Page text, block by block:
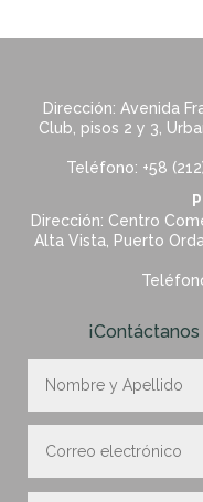
Dirección: Avenida
Club, pisos 2 y 3,
Teléfono: +58
Dirección: Centro
Alta Vista, Puerto